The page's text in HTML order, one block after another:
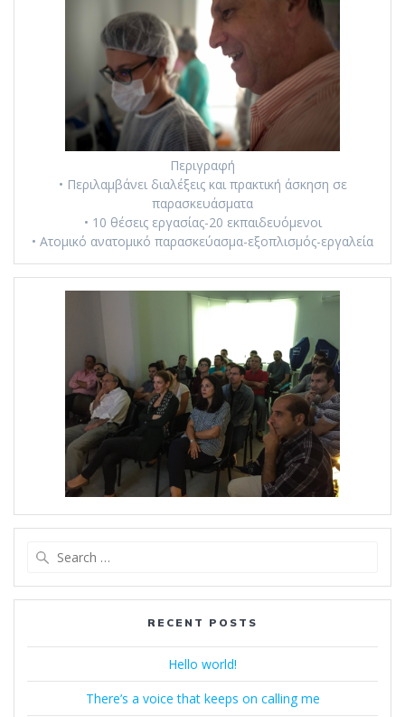
Περιγραφή
• Περιλαμβάνει διαλέξεις και πρακτική άσκηση σε
παρασκευάσματα
• 10 θέσεις εργασίας-20 εκπαιδευόμενοι
• Ατομικό ανατομικό παρασκεύασμα-εξοπλισμός-εργαλεία
RECENT POSTS
Hello world!
There’s a voice that keeps on calling me